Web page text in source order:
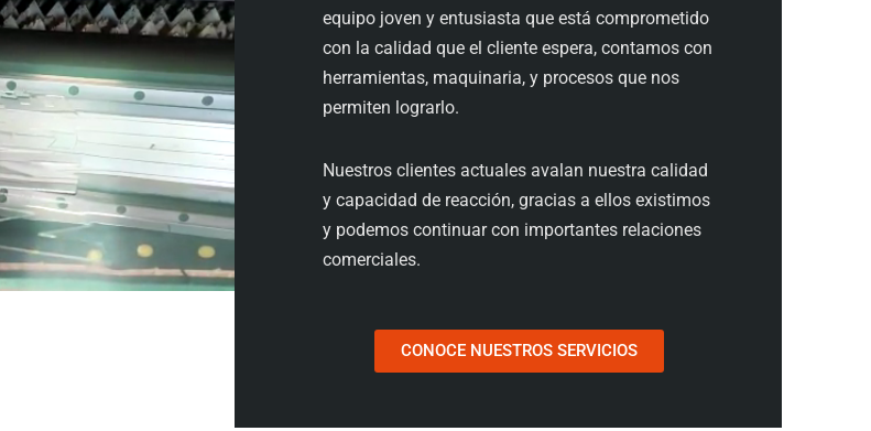
equipo joven y entusiasta que está comprometido
con la calidad que el cliente espera, contamos con
herramientas, maquinaria, y procesos que nos
permiten lograrlo.
Nuestros clientes actuales avalan nuestra calidad
y capacidad de reacción, gracias a ellos existimos
y podemos continuar con importantes relaciones
comerciales.
CONOCE NUESTROS SERVICIOS